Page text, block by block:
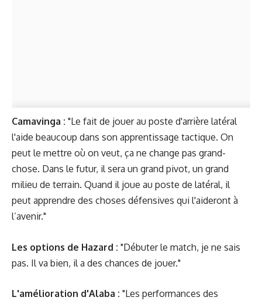
Camavinga : "Le fait de jouer au poste d'arrière latéral
l'aide beaucoup dans son apprentissage tactique. On
peut le mettre où on veut, ça ne change pas grand-
chose. Dans le futur, il sera un grand pivot, un grand
milieu de terrain. Quand il joue au poste de latéral, il
peut apprendre des choses défensives qui l'aideront à
l’avenir."
Les options de Hazard : "Débuter le match, je ne sais
pas. Il va bien, il a des chances de jouer."
L'amélioration d'Alaba : "Les performances des